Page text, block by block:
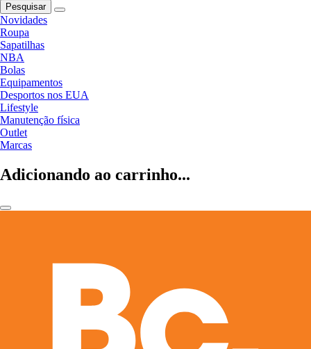
Pesquisar
Novidades
Roupa
Sapatilhas
NBA
Bolas
Equipamentos
Desportos nos EUA
Lifestyle
Manutenção física
Outlet
Marcas
Adicionando ao carrinho...